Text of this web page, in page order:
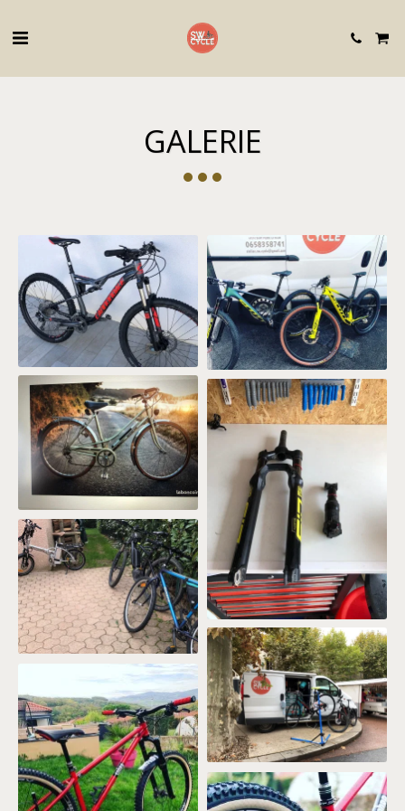
GALERIE
2 grosses révisions de Scott
spark WC AXS
Révision Fourche et
Amortisseur
L'atelier s'installe sur les
marchés